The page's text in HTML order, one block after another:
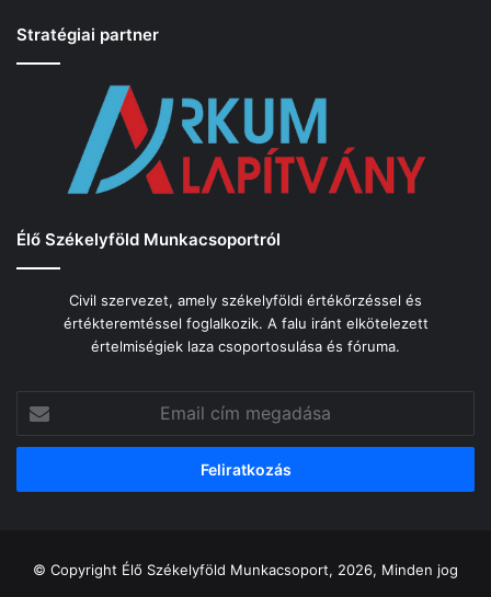
Stratégiai partner
Élő Székelyföld Munkacsoportról
Civil szervezet, amely székelyföldi értékőrzéssel és
értékteremtéssel foglalkozik. A falu iránt elkötelezett
értelmiségiek laza csoportosulása és fóruma.
cím
megadása
© Copyright Élő Székelyföld Munkacsoport, 2026, Minden jog